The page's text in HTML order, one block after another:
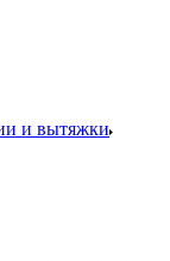
и вытяжки